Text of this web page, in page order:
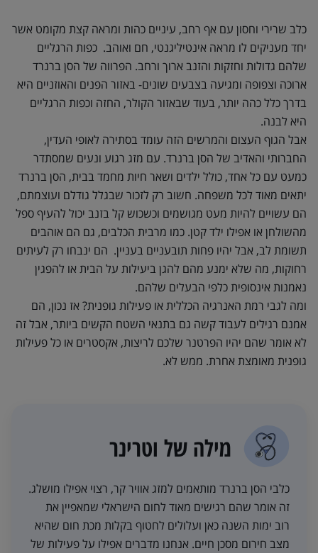
כלב שרירי וחסון עם אף רחב, עיניים כהות ומראה קצת מקומט אשר
יחד מעניקים לו מראה אינטיליגנטי, חם ואוהב. כפות הרגליים
שלהם גדולות וחזקות והזנב ארוך ורחב. הפרווה של הסן ברנרד
ארוכה וצפופה ומגיעה בצבעים שונים- באזור הפנים והאוזניים היא
בדרך כלל כהה יותר, בעוד שבאזור הקולר, החזה וכפות הרגליים
היא לבנה.
אבל הגוף העצום והמרשים הזה עומד בסתירה לאופי העדין,
החברותי והאדיב של הסן ברנרד. עם מזג רגוע ונעים שמסתדר
כמעט עם כל אחד, כולל ילדים ושאר חיות מחמד בבית, הסן ברנרד
יתאים מאוד לכל משפחה. חשוב רק לזכור שבגלל גודלם ועוצמתם,
הם עשויים להיות מעט מגושמים וכשכוש קל בזנב יכול להעיף ספל
מהשולחן או אפילו ילד קטן. כמו מרבית הכלבים, גם הם אוהבים
תשומת לב, אבל יהיו פחות תובעניים בעניין. הם ינבחו רק לעיתים
רחוקות, מה שלא ימנע מהם להגן ביעילות על הבית או להפגין
נאמנות אינסופית כלפי הבעלים שלהם.
ומה לגבי רמת האנרגיה הכללית או פעילות גופנית? אז נכון, הם
אמנם רגילים לעבוד קשה גם בתנאי השטח הקשים ביותר, אבל זה
לא אומר שהם יהיו הפרטנר שלכם לריצות, אקסטרים או כל פעילות
גופנית מאומצת אחרת. ממש לא.
מילה של וטרינר
כלבי הסן ברנרד מותאמים למזג אוויר קר, רצוי אפילו מושלג.
זה אומר שהם רגישים מאוד לחום הישראלי שמאפיין את
רוב ימות השנה כאן ועלולים לחטוף בקלות מכת חום שהיא
מצב חירום מסכן חיים. אנחנו מדברים אפילו על פעילות של